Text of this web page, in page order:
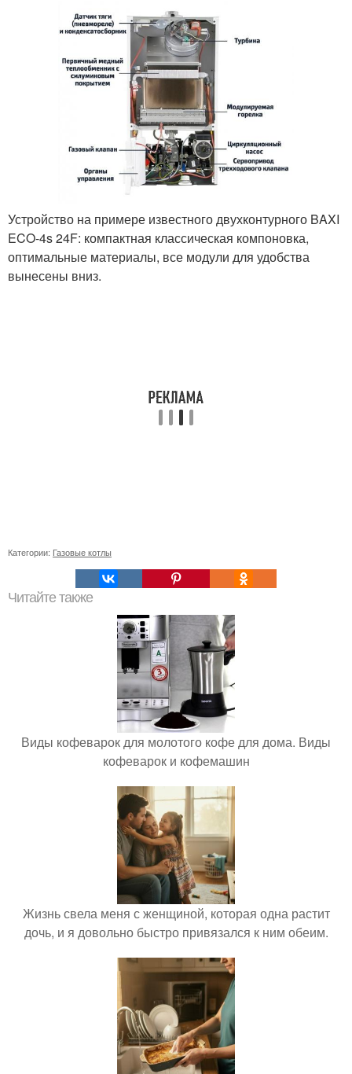
Устройство на примере известного двухконтурного BAXI
ECO-4s 24F: компактная классическая компоновка,
оптимальные материалы, все модули для удобства
вынесены вниз.
Категории: Газовые котлы
Читайте также
Виды кофеварок для молотого кофе для дома. Виды
кофеварок и кофемашин
Жизнь свела меня с женщиной, которая одна растит
дочь, и я довольно быстро привязался к ним обеим.